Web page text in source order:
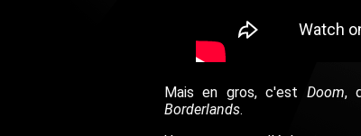
Mais en gros, c'est Doom,
Borderlands.